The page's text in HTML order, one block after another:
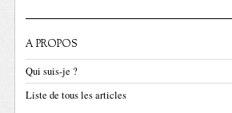
A PROPOS
Qui suis-je ?
Liste de tous les articles